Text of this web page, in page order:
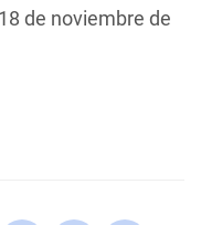
18 de noviembre de